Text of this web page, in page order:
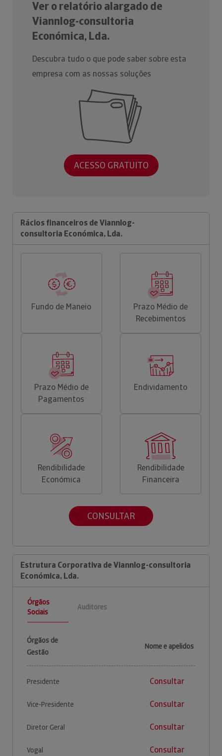
Ver o relatório alargado de
Viannlog-consultoria
Económica, Lda.
Descubra tudo o que pode saber sobre esta
empresa com as nossas soluções
ACESSO GRATUITO
Rácios financeiros de Viannlog-
consultoria Económica, Lda.
Fundo de Maneio
Prazo Médio de
Recebimentos
Prazo Médio de
Pagamentos
Endividamento
Rendibilidade
Económica
Rendibilidade
Financeira
CONSULTAR
Estrutura Corporativa de Viannlog-consultoria
Económica, Lda.
Órgãos
Sociais
Auditores
Órgãos de
Gestão
Nome e apelidos
Presidente Consultar
Vice-Presidente Consultar
Diretor Geral Consultar
Vogal Consultar